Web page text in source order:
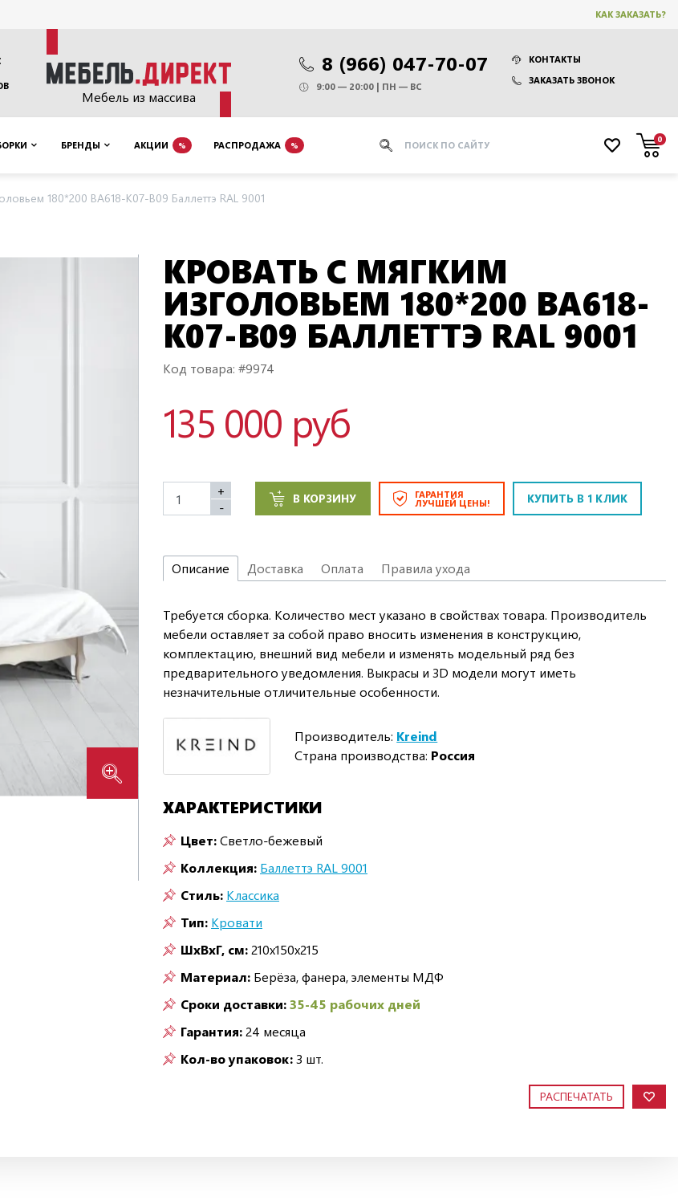
КАК ЗАКАЗАТЬ?
Мебель из массива
8 (966) 047-70-07
КОНТАКТЫ
ЗАКАЗАТЬ ЗВОНОК
9:00 — 20:00 | ПН — ВС
БРЕНДЫ АКЦИИ % РАСПРОДАЖА %
0
180*200 BA618-K07-B09 Баллеттэ RAL 9001
КРОВАТЬ С МЯГКИМ
ИЗГОЛОВЬЕМ 180*200 BA618-
K07-B09 БАЛЛЕТТЭ RAL 9001
Код товара: #9974
135 000 руб
+
-
В КОРЗИНУ ГАРАНТИЯ
ЛУЧШЕЙ ЦЕНЫ! КУПИТЬ В 1 КЛИК
Описание Доставка Оплата Правила ухода
Требуется сборка. Количество мест указано в свойствах товара. Производитель
мебели оставляет за собой право вносить изменения в конструкцию,
комплектацию, внешний вид мебели и изменять модельный ряд без
предварительного уведомления. Выкрасы и 3D модели могут иметь
незначительные отличительные особенности.
Производитель: Kreind
Страна производства: Россия
ХАРАКТЕРИСТИКИ
Цвет:Светло-бежевый
Коллекция: Баллеттэ RAL 9001
Стиль: Классика
Тип: Кровати
ШxВxГ, см:210x150x215
Материал: Берёза, фанера, элементы МДФ
Сроки доставки:35-45 рабочих дней
Гарантия:24 месяца
Кол-во упаковок:3 шт.
РАСПЕЧАТАТЬ